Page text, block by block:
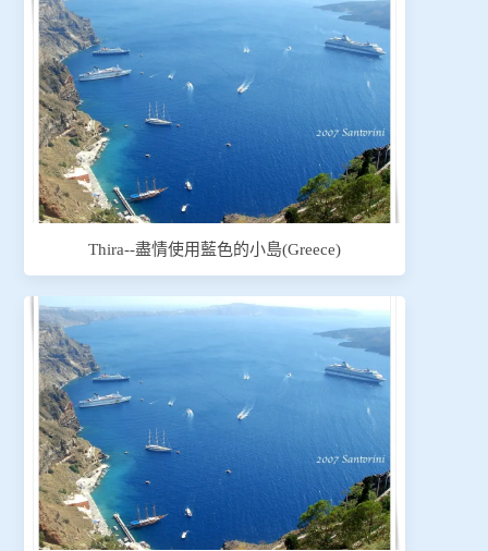
Thira--盡情使用藍色的小島(Greece)